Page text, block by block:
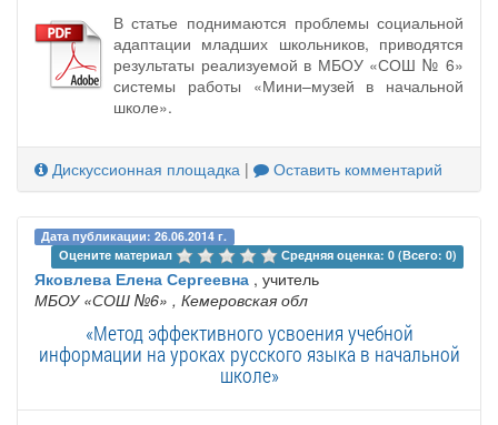
В статье поднимаются проблемы социальной
адаптации младших школьников, приводятся
результаты реализуемой в МБОУ «СОШ № 6»
системы работы «Мини–музей в начальной
школе».
Дискуссионная площадка | Оставить комментарий
Дата публикации: 26.06.2014 г.
Оцените материал
Средняя оценка: 0 (Всего: 0)
Яковлева Елена Сергеевна , учитель
МБОУ «СОШ №6» , Кемеровская обл
«Метод эффективного усвоения учебной
информации на уроках русского языка в начальной
школе»